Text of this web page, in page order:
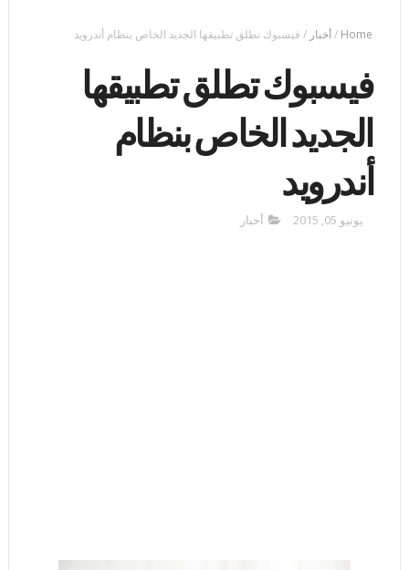
Home
/أخبار / فيسبوك تطلق تطبيقها الجديد الخاص بنظام أندرويد
فيسبوك تطلق تطبيقها
الجديد الخاص بنظام
أندرويد
يونيو 05, 2015 أخبار